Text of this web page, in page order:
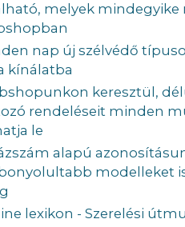
melyek mindegyike
nap új szélvédő
kínálatba
keresztül,
rendeléseit minden
le
alapú
modelleket
lexikon - Szerelési